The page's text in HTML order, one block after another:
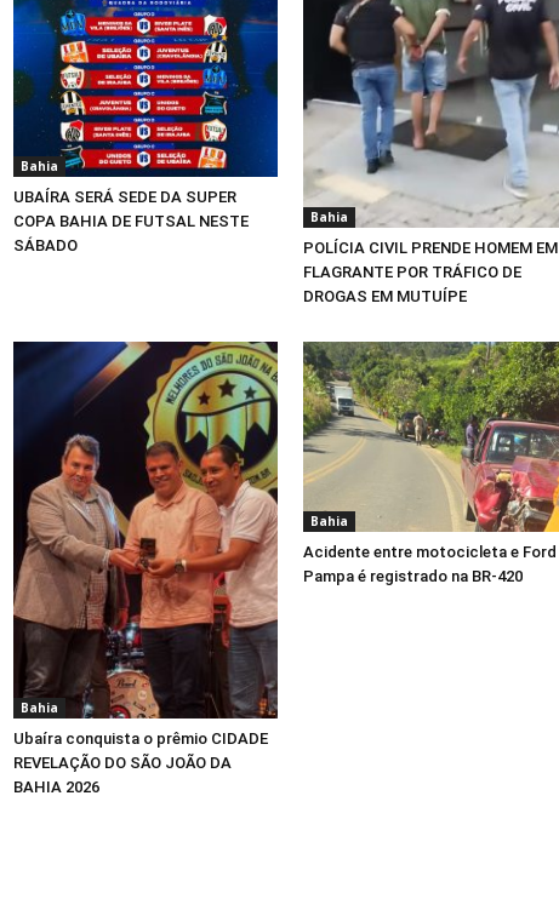
Bahia
UBAÍRA SERÁ SEDE DA SUPER
COPA BAHIA DE FUTSAL NESTE
SÁBADO
Bahia
POLÍCIA CIVIL PRENDE HOMEM EM
FLAGRANTE POR TRÁFICO DE
DROGAS EM MUTUÍPE
Bahia
Ubaíra conquista o prêmio CIDADE
REVELAÇÃO DO SÃO JOÃO DA
BAHIA 2026
Bahia
Acidente entre motocicleta e Ford
Pampa é registrado na BR-420